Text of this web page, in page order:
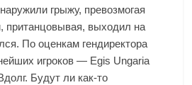
грыжу, превозмогая
пританцовывая, выходил на
По оценкам гендиректора
игроков — Egis Ungaria
Будут ли как-то